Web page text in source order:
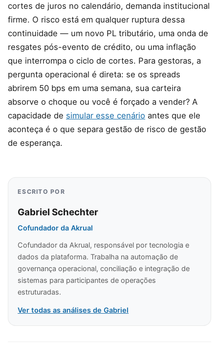
cortes de juros no calendário, demanda institucional
firme. O risco está em qualquer ruptura dessa
continuidade — um novo PL tributário, uma onda de
resgates pós-evento de crédito, ou uma inflação
que interrompa o ciclo de cortes. Para gestoras, a
pergunta operacional é direta: se os spreads
abrirem 50 bps em uma semana, sua carteira
absorve o choque ou você é forçado a vender? A
capacidade de simular esse cenário antes que ele
aconteça é o que separa gestão de risco de gestão
de esperança.
ESCRITO POR
Gabriel Schechter
Cofundador da Akrual
Cofundador da Akrual, responsável por tecnologia e
dados da plataforma. Trabalha na automação de
governança operacional, conciliação e integração de
sistemas para participantes de operações
estruturadas.
Ver todas as análises de Gabriel